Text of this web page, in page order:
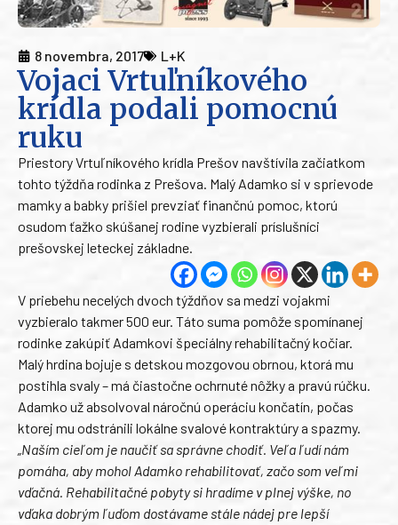
8 novembra, 2017 L+K
Vojaci Vrtuľníkového
krídla podali pomocnú
ruku
Priestory Vrtuľníkového krídla Prešov navštívila začiatkom
tohto týždňa rodinka z Prešova. Malý Adamko si v sprievode
mamky a babky prišiel prevziať finančnú pomoc, ktorú
osudom ťažko skúšanej rodine vyzbierali príslušníci
prešovskej leteckej základne.
V priebehu necelých dvoch týždňov sa medzi vojakmi
vyzbieralo takmer 500 eur. Táto suma pomôže spomínanej
rodinke zakúpiť Adamkovi špeciálny rehabilitačný kočiar.
Malý hrdina bojuje s detskou mozgovou obrnou, ktorá mu
postihla svaly – má čiastočne ochrnuté nôžky a pravú rúčku.
Adamko už absolvoval náročnú operáciu končatín, počas
ktorej mu odstránili lokálne svalové kontraktúry a spazmy.
„Naším cieľom je naučiť sa správne chodiť. Veľa ľudí nám
pomáha, aby mohol Adamko rehabilitovať, začo som veľmi
vďačná. Rehabilitačné pobyty si hradíme v plnej výške, no
vďaka dobrým ľuďom dostávame stále nádej pre lepší